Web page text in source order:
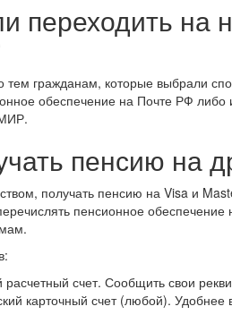
переходить на
тем гражданам, которые выбрали
обеспечение на Почте РФ
пенсию на
получать пенсию на Visa и
пенсионное
расчетный счет. Сообщить свои
карточный счет (любой). Удобнее